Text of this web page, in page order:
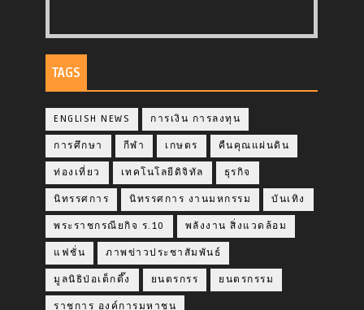
TAGS
ENGLISH NEWS การเงิน การลงทุน
การศึกษา กีฬา เกษตร คืนคุณแผ่นดิน
ท่องเที่ยว เทคโนโลยีดิจิทัล ธุรกิจ
นิทรรศการ นิทรรศการ งานมหกรรม บันเทิง
พระราชกรณียกิจ ร.10 พลังงาน สิ่งแวดล้อม
แฟชั่น ภาพข่าวประชาสัมพันธ์
มูลนิธิป่อเต็กตึ๊ง ยนตรกรร ยนตรกรรม
ราชการ องค์การมหาชน